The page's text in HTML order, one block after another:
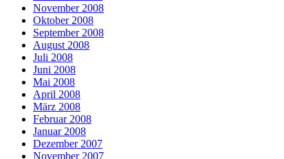
November 2008
Oktober 2008
September 2008
August 2008
Juli 2008
Juni 2008
Mai 2008
April 2008
März 2008
Februar 2008
Januar 2008
Dezember 2007
November 2007